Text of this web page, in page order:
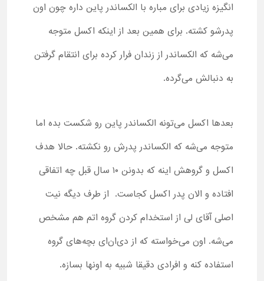
انگیزه زیادی برای مباره با الکساندر پاین داره چون اون
پدرشو کشته. برای همین بعد از اینکه اکسل متوجه
می‌شه که الکساندر از زندان فرار کرده برای انتقام گرفتن
به دنبالش می‌گرده.
بعد‌ها اکسل می‌تونه الکساندر پاین رو شکست بده اما
متوجه می‌شه که الکساندر پدرش رو نکشته. حالا هدف
اکسل و گروهش اینه که بدونن ۱۰ سال قبل چه اتفاقی
افتاده و الان پدر اکسل کجاست. از طرف دیگه نیت
اصلی آقای لی از استخدام کردن گروه اتم هم مشخص
می‌شه. اون می‌خواسته که از دی‌ان‌ای بچه‌های گروه
استفاده کنه و افرادی دقیقا شبیه به اونها بسازه.